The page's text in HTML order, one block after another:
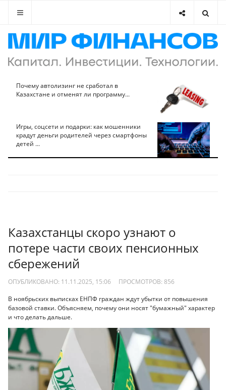
Почему автолизинг не сработал в
Казахстане и отменят ли программу...
Игры, соцсети и подарки: как мошенники
крадут деньги родителей через смартфоны
детей ...
Казахстанцы скоро узнают о
потере части своих пенсионных
сбережений
ОПУБЛИКОВАНО: 11.11.2025, 15:06 ПРОСМОТРОВ: 856
В ноябрьских выписках ЕНПФ граждан ждут убытки от повышения
базовой ставки. Объясняем, почему они носят "бумажный" характер
и что делать дальше.